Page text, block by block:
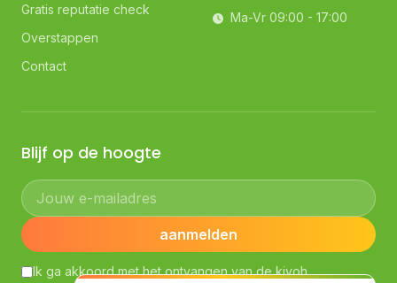
Gratis reputatie check
Overstappen
Contact
Ma-Vr 09:00 - 17:00
Blijf op de hoogte
Jouw e-mailadres
aanmelden
Ik ga akkoord met het ontvangen van de kiyoh